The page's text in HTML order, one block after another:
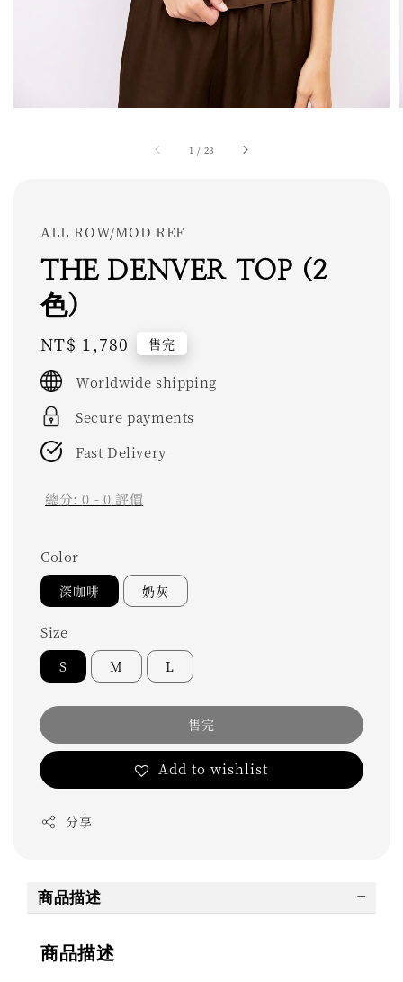
1 / 23
ALL ROW/MOD REF
THE DENVER TOP (2
色)
Regular
price
NT$ 1,780 售完
Worldwide shipping
Secure payments
Fast Delivery
總分:0 - 0 評價
Color
深咖啡 奶灰
Size
S M L
售完
Add to wishlist
分享
商品描述
商品描述